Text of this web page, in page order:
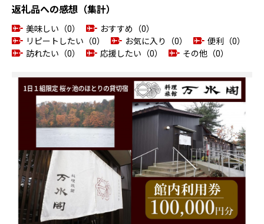
返礼品への感想（集計）
美味しい（0）
おすすめ（0）
リピートしたい（0）
お気に入り（0）
便利（0）
訪れたい（0）
応援したい（0） その他（0）